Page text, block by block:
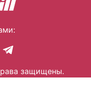
защищены.